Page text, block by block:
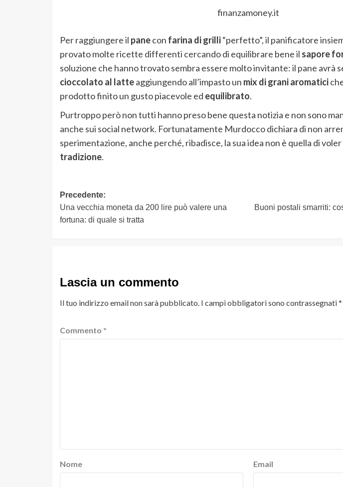
finanzamoney.it
Per raggiungere il panecon farina di grilli“perfetto”, il panificatore
provato molte ricette differenti cercando di equilibrare bene il sapore
soluzione che hanno trovato sembra essere molto invitante: il pane avrà
cioccolato al latteaggiungendo all’impasto un mix di grani aromatici
prodotto finito un gusto piacevole ed equilibrato.
Purtroppo però non tutti hanno preso bene questa notizia e non sono
anche sui social network. Fortunatamente Murdocco dichiara di non
sperimentazione, anche perché, ribadisce, la sua idea non è quella di
tradizione.
Navigazione
articolo
Precedente:
Una vecchia moneta da 200 lire può valere una
fortuna: di quale si tratta
Buoni postali smarriti:
Lascia un commento
Il tuo indirizzo email non sarà pubblicato. I campi obbligatori sono contrassegnati*
Commento *
Nome Email